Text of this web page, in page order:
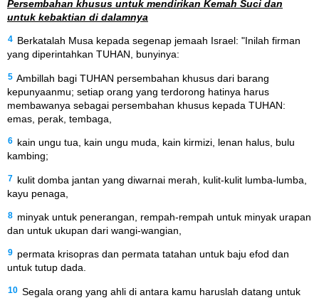
Persembahan khusus untuk mendirikan Kemah Suci dan
untuk kebaktian di dalamnya
4 Berkatalah Musa kepada segenap jemaah Israel: "Inilah firman
yang diperintahkan TUHAN, bunyinya:
5 Ambillah bagi TUHAN persembahan khusus dari barang
kepunyaanmu; setiap orang yang terdorong hatinya harus
membawanya sebagai persembahan khusus kepada TUHAN:
emas, perak, tembaga,
6 kain ungu tua, kain ungu muda, kain kirmizi, lenan halus, bulu
kambing;
7 kulit domba jantan yang diwarnai merah, kulit-kulit lumba-lumba,
kayu penaga,
8 minyak untuk penerangan, rempah-rempah untuk minyak urapan
dan untuk ukupan dari wangi-wangian,
9 permata krisopras dan permata tatahan untuk baju efod dan
untuk tutup dada.
10 Segala orang yang ahli di antara kamu haruslah datang untuk